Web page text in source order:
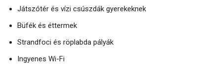
Játszótér és vízi csúszdák gyerekeknek
Büfék és éttermek
Strandfoci és röplabda pályák
Ingyenes Wi-Fi